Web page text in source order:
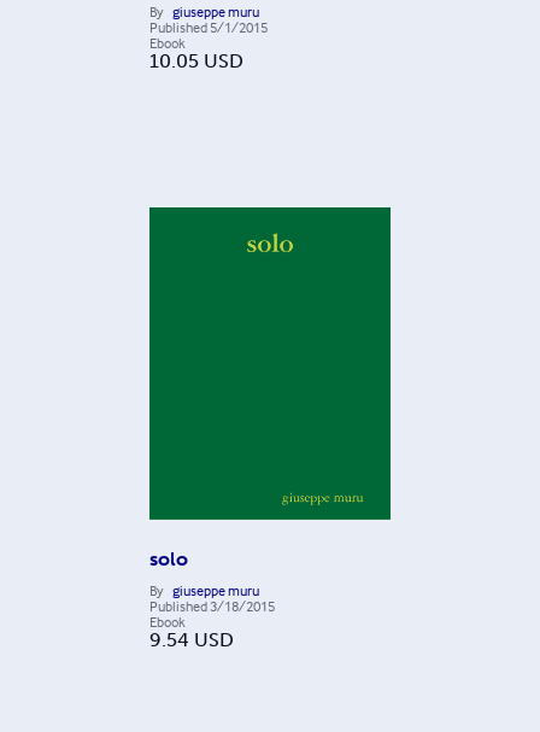
By giuseppe muru
Published 5/1/2015
Ebook
10.05 USD
solo
By giuseppe muru
Published3/18/2015
Ebook
9.54 USD